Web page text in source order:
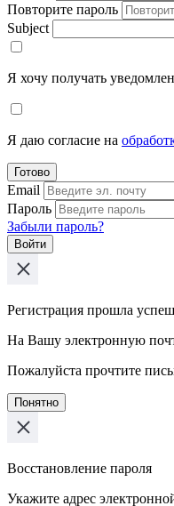
Повторите пароль
Subject
Я хочу получать
Я даю согласие на
Готово
Email
Пароль
Забыли пароль?
Войти
Регистрация прошла
На Вашу электронную
Пожалуйста прочтите
Понятно
Восстановление пароля
Укажите адрес